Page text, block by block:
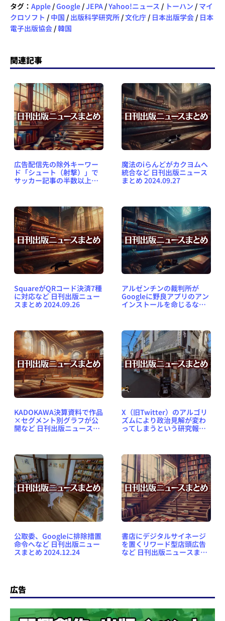
タグ： Apple /Google /JEPA /Yahoo!ニュース / トーハン / マイ
クロソフト / 中国 / 出版科学研究所 /文化庁 / 日本出版学会 / 日本
電子出版協会 /韓国
関連記事
広告配信先の除外キーワー
ド「シュート（射撃）」で
サッカー記事の半数以上が
2024.10.01
魔法のiらんどがカクヨムへ
統合など 日刊出版ニュース
まとめ 2024.09.27
SquareがQRコード決済7種
に対応など 日刊出版ニュー
スまとめ 2024.09.26
アルゼンチンの裁判所が
Googleに野良アプリのアン
インストールを命じるなど
KADOKAWA決算資料で作品
×セグメント別グラフが公
開など 日刊出版ニュースま
X（旧Twitter）のアルゴリ
ズムにより政治見解が変わ
ってしまうという研究報告
公取委、Googleに排除措置
命令へなど 日刊出版ニュー
スまとめ 2024.12.24
書店にデジタルサイネージ
を置くリワード型店頭広告
など 日刊出版ニュースまと
広告